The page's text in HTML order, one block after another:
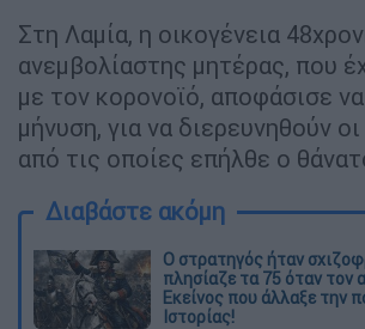
Στη Λαμία, η οικογένεια
ανεμβολίαστης μητέρας, που
με τον κορονοϊό, αποφάσισε
μήνυση, για να διερευνηθούν
από τις οποίες επήλθε ο
Διαβάστε ακόμη
O στρατηγός ήταν
πλησίαζε τα 75 όταν τον
Εκείνος που άλλαξε την
Ιστορίας!